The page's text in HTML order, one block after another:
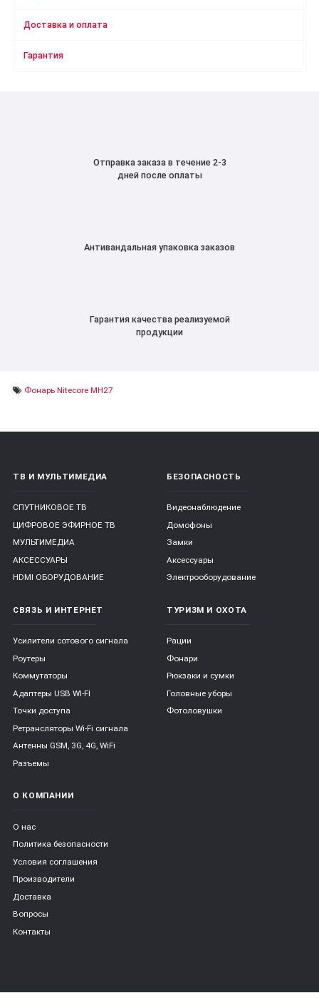
Доставка и оплата
Гарантия
Отправка заказа в течение 2-3
дней после оплаты
Антивандальная упаковка заказов
Гарантия качества реализуемой
продукции
Фонарь Nitecore MH27
ТВ И МУЛЬТИМЕДИА
СПУТНИКОВОЕ ТВ
ЦИФРОВОЕ ЭФИРНОЕ ТВ
МУЛЬТИМЕДИА
АКСЕССУАРЫ
HDMI ОБОРУДОВАНИЕ
БЕЗОПАСНОСТЬ
Видеонаблюдение
Домофоны
Замки
Аксессуары
Электрооборудование
СВЯЗЬ И ИНТЕРНЕТ
Усилители сотового сигнала
Роутеры
Коммутаторы
Адаптеры USB WI-FI
Точки доступа
Ретрансляторы Wi-Fi сигнала
Антенны GSM, 3G, 4G, WiFi
Разъемы
ТУРИЗМ И ОХОТА
Рации
Фонари
Рюкзаки и сумки
Головные уборы
Фотоловушки
О КОМПАНИИ
О нас
Политика безопасности
Условия соглашения
Производители
Доставка
Вопросы
Контакты